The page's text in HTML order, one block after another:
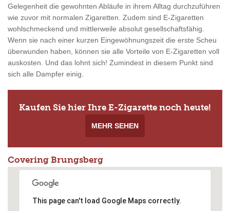
Gelegenheit die gewohnten Abläufe in ihrem Alltag durchzuführen
wie zuvor mit normalen Zigaretten. Zudem sind E-Zigaretten
wohlschmeckend und mittlerweile absolut gesellschaftsfähig.
Wenn sie nach einer kurzen Eingewöhnungszeit die erste Scheu
überwunden haben, können sie alle Vorteile von E-Zigaretten voll
auskosten. Und das lohnt sich! Zumindest in diesem Punkt sind
sich alle Dampfer einig.
Kaufen Sie hier Ihre E-Zigarette noch heute!
MEHR SEHEN
Covering Brungsberg
This page can't load Google Maps correctly.